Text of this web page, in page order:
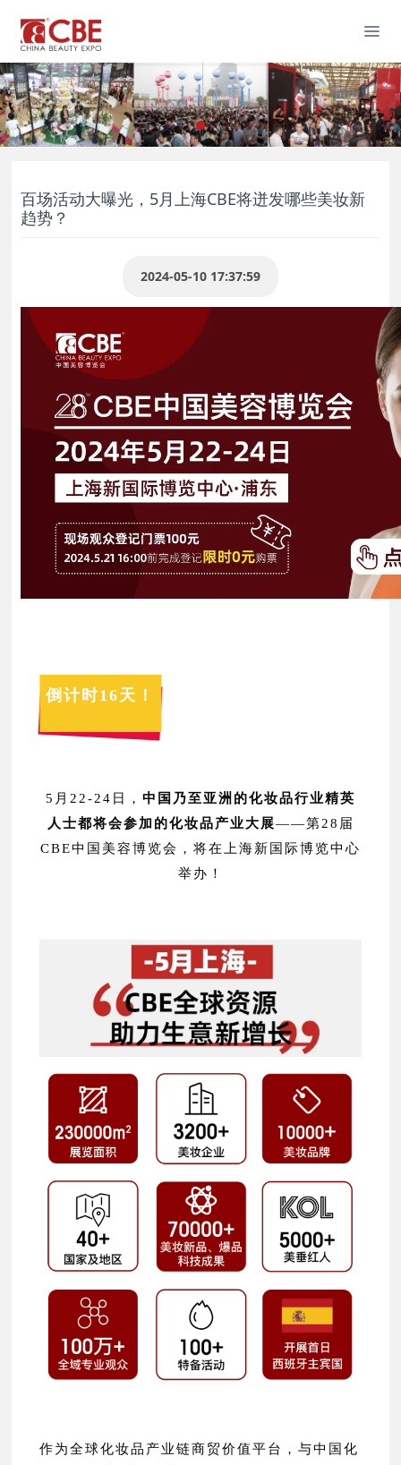
百场活动大曝光，5月上海CBE将迸发哪些美妆新
趋势？
2024-05-10 17:37:59
倒计时16天！
5月22-24日， 中国乃至亚洲的化妆品行业精英
人士都将会参加的化妆品产业大展——第28届
CBE中国美容博览会，将在上海新国际博览中心
举办！
作为全球化妆品产业链商贸价值平台，与中国化